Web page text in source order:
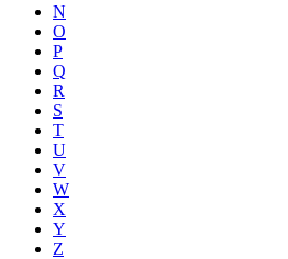
N
O
P
Q
R
S
T
U
V
W
X
Y
Z